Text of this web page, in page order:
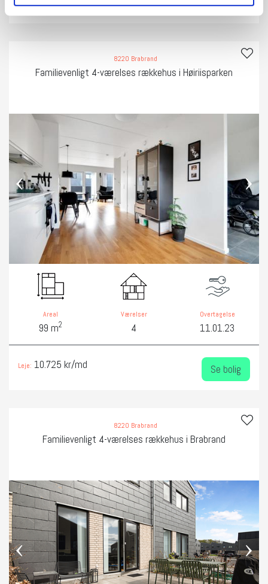
8220 Brabrand
Familievenligt 4-værelses rækkehus i Høiriisparken
‹ ›
Areal
99 m2
Værelser
4
Overtagelse
11.01.23
Leje: 10.725 kr/md Se bolig
8220 Brabrand
Familievenligt 4-værelses rækkehus i Brabrand
‹ ›